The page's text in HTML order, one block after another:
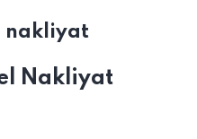
nakliyat
Nakliyat